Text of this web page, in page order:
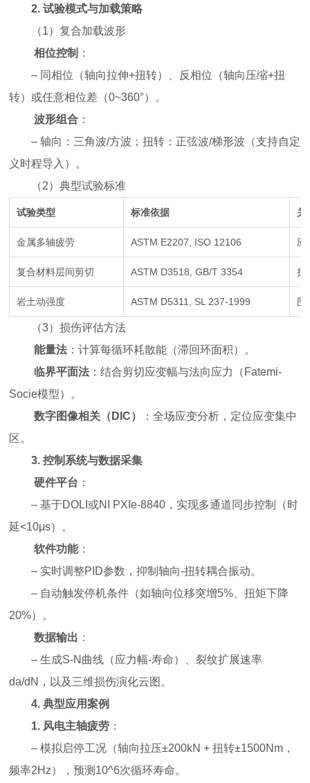
2.试验模式与加载策略
（1）复合加载波形
相位控制 ：
– 同相位（轴向拉伸+扭转）、反相位（轴向压缩+扭
转）或任意相位差（0~360°）。
波形组合 ：
– 轴向：三角波/方波；扭转：正弦波/梯形波（支持自定
义时程导入）。
（2）典型试验标准
试验类型 标准依据 关
金属多轴疲劳 ASTM E2207, ISO 12106 应
复合材料层间剪切 ASTM D3518, GB/T 3354 扭
岩土动强度 ASTM D5311, SL 237-1999 围
（3）损伤评估方法
能量法 ：计算每循环耗散能（滞回环面积）。
临界平面法 ：结合剪切应变幅与法向应力（Fatemi-
Socie模型）。
数字图像相关（ DIC）
：全场应变分析，定位应变集中
区。
3.控制系统与数据采集
硬件平台 ：
– 基于DOLI或NI PXIe-8840，实现多通道同步控制（时
延<10μs）。
软件功能：
– 实时调整PID参数，抑制轴向-扭转耦合振动。
– 自动触发停机条件（如轴向位移突增5%、扭矩下降
20%）。
数据输出 ：
– 生成S-N曲线（应力幅-寿命）、裂纹扩展速率
da/dN，以及三维损伤演化云图。
4.典型应用案例
1. 风电主轴疲劳 ：
– 模拟启停工况（轴向拉压±200kN + 扭转±1500Nm，
频率2Hz），预测10^6次循环寿命。